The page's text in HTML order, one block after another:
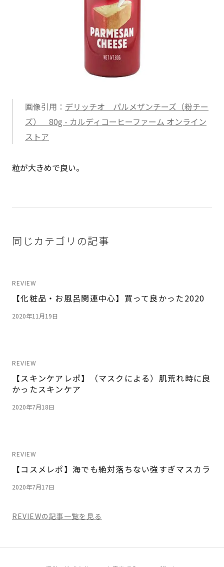
画像引用： デリッチオ パルメザンチーズ（粉チー
ズ） 80g - カルディコーヒーファーム オンライン
ストア
粒が大きめで良い。
同じカテゴリの記事
REVIEW
【化粧品・お風呂関連中心】買って良かった2020
2020年11月19日
REVIEW
【スキンケアレポ】（マスクによる）肌荒れ時に良
かったスキンケア
2020年7月18日
REVIEW
【コスメレポ】海でも絶対落ちない強すぎマスカラ
2020年7月17日
REVIEWの記事一覧を見る